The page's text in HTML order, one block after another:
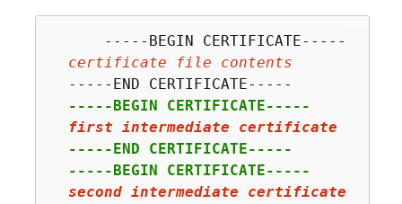
      -----BEGIN CERTIFICATE-----
certificate file contents
  -----END CERTIFICATE-----
-----BEGIN CERTIFICATE-----
first intermediate certificate
  -----END CERTIFICATE-----
  -----BEGIN CERTIFICATE-----
second intermediate certificate